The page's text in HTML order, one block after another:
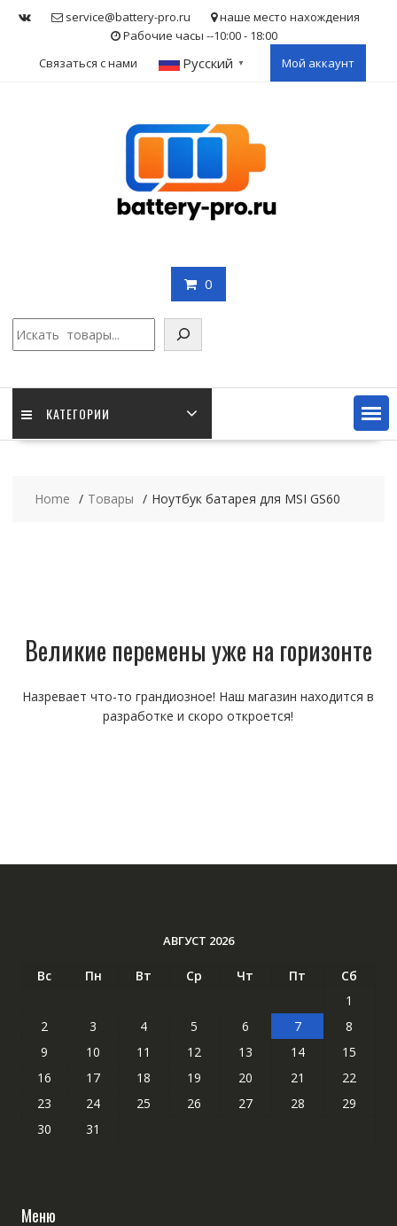
service@battery-pro.ru
наше место нахождения
Рабочие часы --10:00 - 18:00
Связаться с нами
Русский ▼ Мой аккаунт
0
КАТЕГОРИИ
Home Товары Ноутбук батарея для MSI GS60
Великие перемены уже на горизонте
Назревает что-то грандиозное! Наш магазин находится в
разработке и скоро откроется!
АВГУСТ 2026
Вс Пн Вт Ср Чт Пт
Сб
1
2
3 4 5 6 7
8
9
10 11 12 13 14
15
16
17 18 19 20 21
22
23
24 25 26 27 28
29
30
31
Меню